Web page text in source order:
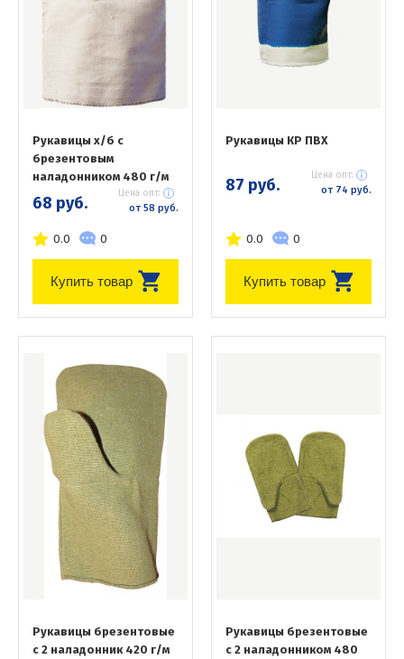
Рукавицы х/б с
брезентовым
наладонником 480 г/м
68 руб. Цена опт:
от 58 руб.
0.0 0
Купить товар
Рукавицы КР ПВХ
87 руб. Цена опт:
от 74 руб.
0.0 0
Купить товар
Рукавицы брезентовые
с 2 наладонник 420 г/м
Рукавицы брезентовые
с 2 наладонником 480